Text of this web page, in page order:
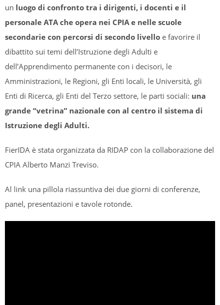
un luogo di confronto tra i dirigenti, i docenti e il
personale ATA che opera nei CPIA e nelle scuole
secondarie con percorsi di secondo livello e favorire il
dibattito sui temi dell’Istruzione degli Adulti e
dell’Apprendimento permanente con i decisori, le
Amministrazioni, le Regioni, gli Enti locali, le Università, gli
Enti di Ricerca, gli Enti del Terzo settore, le parti sociali: una
grande “vetrina” nazionale con al centro il sistema di
Istruzione degli Adulti.
FierIDA è stata organizzata da RIDAP con la collaborazione del
CPIA Alberto Manzi Treviso.
Al link una pillola riassuntiva dei due giorni di conferenze,
panel, presentazioni e tavole rotonde.